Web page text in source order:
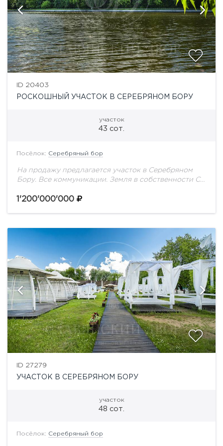
ID 20403
РОСКОШНЫЙ УЧАСТОК В СЕРЕБРЯНОМ БОРУ
участок
43 сот.
Посёлок: Серебряный бор
На продажу предлагается участок в Серебряном
Бору. Все коммуникации. Земля в собственности С
1'200'000'000
ID 27279
УЧАСТОК В СЕРЕБРЯНОМ БОРУ
участок
48 сот.
Посёлок: Серебряный бор